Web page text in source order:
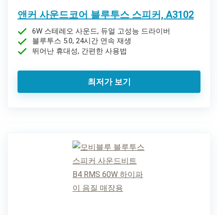
앤커 사운드코어 블루투스 스피커, A3102
6W 스테레오 사운드, 듀얼 고성능 드라이버
블루투스 5.0, 24시간 연속 재생
뛰어난 휴대성, 간편한 사용법
최저가 보기